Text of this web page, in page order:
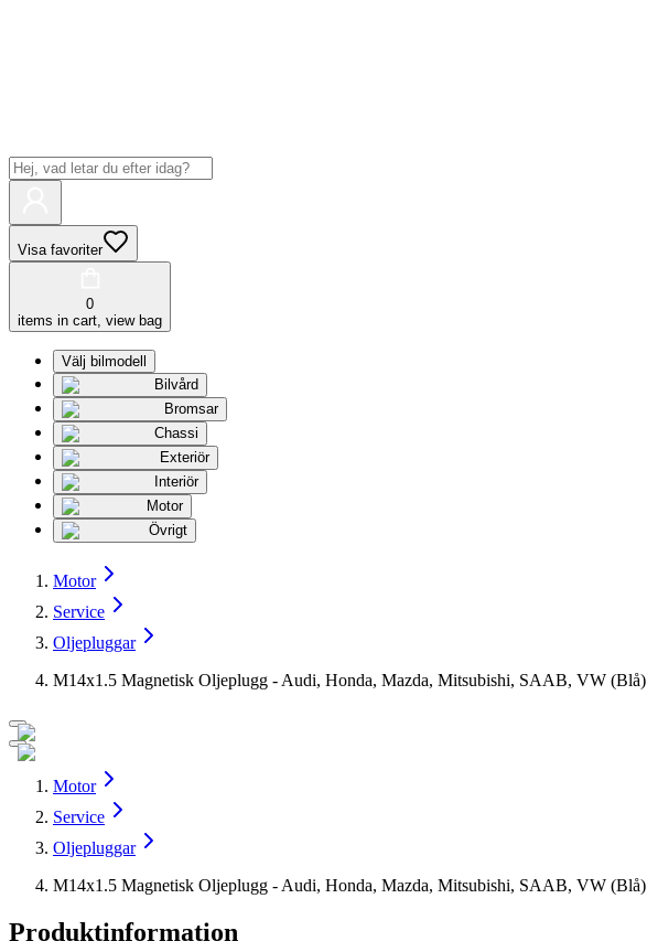
Visa favoriter
0
items in cart, view bag
Välj bilmodell
Bilvård
Bromsar
Chassi
Exteriör
Interiör
Motor
Övrigt
Motor
Service
Oljepluggar
M14x1.5 Magnetisk Oljeplugg - Audi, Honda, Mazda, Mitsubishi, SAAB, VW (Blå)
Motor
Service
Oljepluggar
M14x1.5 Magnetisk Oljeplugg - Audi, Honda, Mazda, Mitsubishi, SAAB, VW (Blå)
Produktinformation